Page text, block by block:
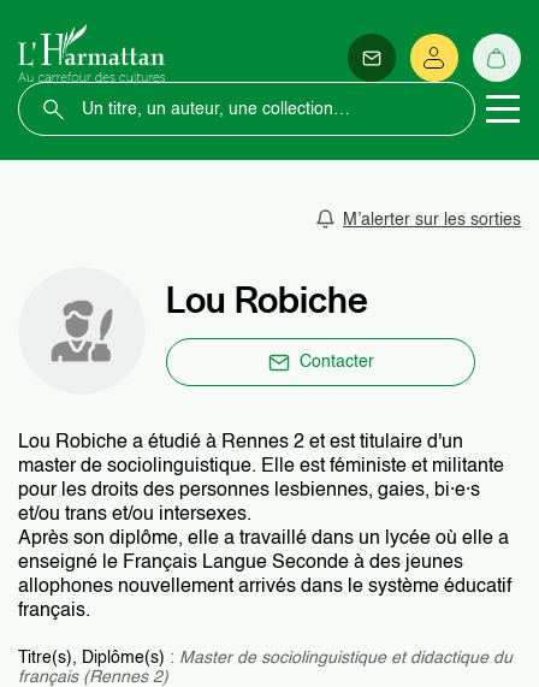
M’alerter sur les sorties
Lou Robiche
Contacter
Lou Robiche a étudié à Rennes 2 et est titulaire d'un
master de sociolinguistique. Elle est féministe et militante
pour les droits des personnes lesbiennes, gaies, bi·e·s
et/ou trans et/ou intersexes.
Après son diplôme, elle a travaillé dans un lycée où elle a
enseigné le Français Langue Seconde à des jeunes
allophones nouvellement arrivés dans le système éducatif
français.
Titre(s), Diplôme(s) : Master de sociolinguistique et didactique du
français (Rennes 2)